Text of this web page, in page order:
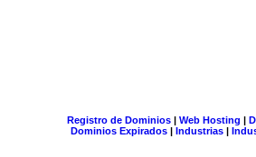
Registro de Dominios| Web Hosting |
Dominios Expirados | Industrias |